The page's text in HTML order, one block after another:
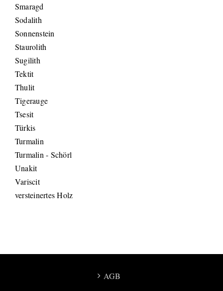
Smaragd
Sodalith
Sonnenstein
Staurolith
Sugilith
Tektit
Thulit
Tigerauge
Tsesit
Türkis
Turmalin
Turmalin - Schörl
Unakit
Variscit
versteinertes Holz
AGB